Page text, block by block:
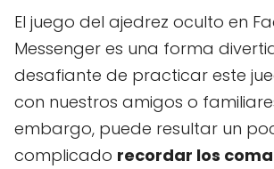
El juego del ajedrez oculto en
Messenger es una forma
desafiante de practicar este
con nuestros amigos o
embargo, puede resultar un
complicado recordar los